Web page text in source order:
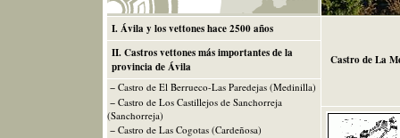
I. Ávila y los vettones hace 2500 años
II. Castros vettones más importantes de la
provincia de Ávila
− Castro de El Berrueco-Las Paredejas (Medinilla)
− Castro de Los Castillejos de Sanchorreja
(Sanchorreja)
− Castro de Las Cogotas (Cardeñosa)
Castro de La